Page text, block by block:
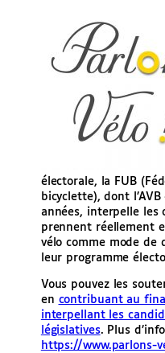
électorale, la FUB
bicyclette), dont
années, interpelle les
prennent réellement
vélo comme mode de
leur programme
Vous pouvez les
en contribuant au
interpellant les
législatives. Plus
https://www.parlons-